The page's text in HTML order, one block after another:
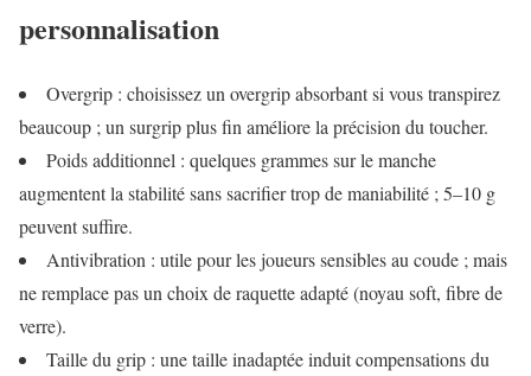
personnalisation
Overgrip : choisissez un overgrip absorbant si vous transpirez
beaucoup ; un surgrip plus fin améliore la précision du toucher.
Poids additionnel : quelques grammes sur le manche
augmentent la stabilité sans sacrifier trop de maniabilité ; 5–10 g
peuvent suffire.
Antivibration : utile pour les joueurs sensibles au coude ; mais
ne remplace pas un choix de raquette adapté (noyau soft, fibre de
verre).
Taille du grip : une taille inadaptée induit compensations du